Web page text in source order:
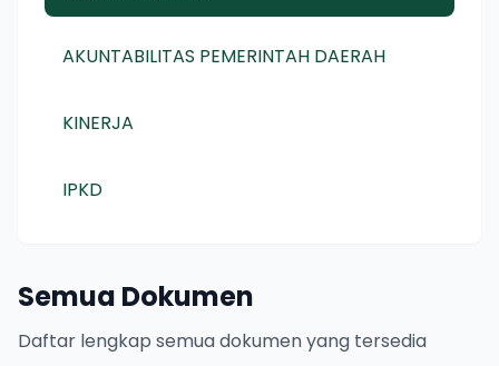
AKUNTABILITAS PEMERINTAH DAERAH
KINERJA
IPKD
Semua Dokumen
Daftar lengkap semua dokumen yang tersedia